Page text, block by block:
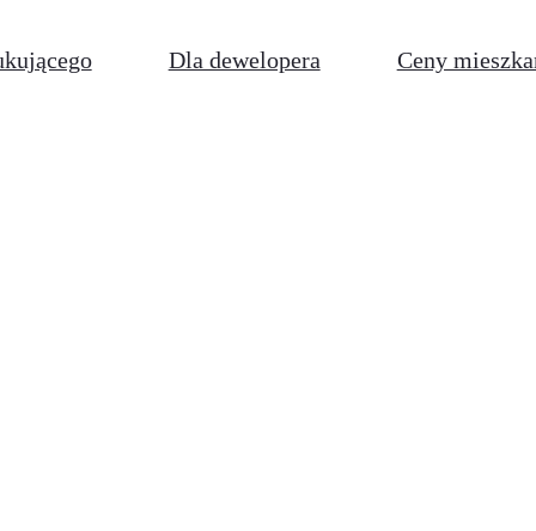
Dla dewelopera Ceny